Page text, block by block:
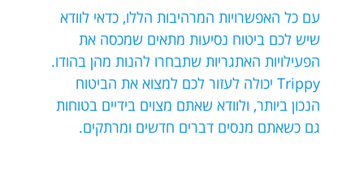
עם כל האפשרויות המרהיבות הללו, כדאי לוודא
שיש לכם ביטוח נסיעות מתאים שמכסה את
הפעילויות האתגריות שתבחרו להנות מהן בהודו.
Trippy יכולה לעזור לכם למצוא את הביטוח
הנכון ביותר, ולוודא שאתם מצוים בידיים בטוחות
גם כשאתם מנסים דברים חדשים ומרתקים.